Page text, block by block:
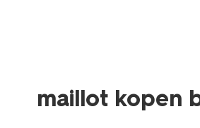
maillot kopen